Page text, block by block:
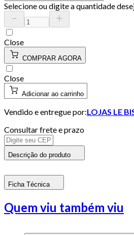
Selecione ou digite a quantidade
Close
COMPRAR AGORA
Close
Adicionar ao carrinho
Vendido e entregue por:LOJAS LE
Consultar frete e prazo
Descrição do produto
Ficha Técnica
Quem viu também viu